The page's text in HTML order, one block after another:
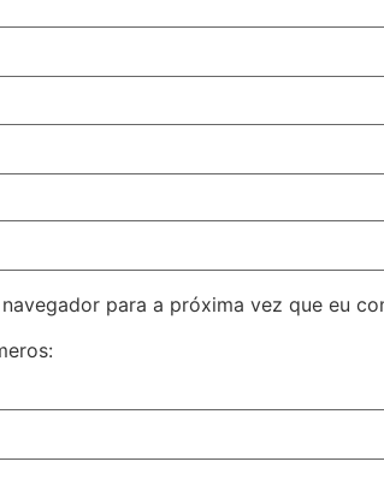
para a próxima vez que eu